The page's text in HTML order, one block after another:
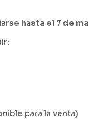
hasta el 7 de
para la venta)